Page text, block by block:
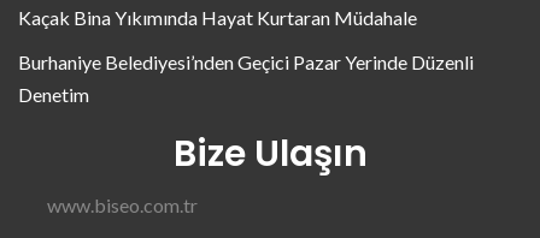
Kaçak Bina Yıkımında Hayat Kurtaran Müdahale
Burhaniye Belediyesi’nden Geçici Pazar Yerinde Düzenli
Denetim
Bize Ulaşın
www.biseo.com.tr